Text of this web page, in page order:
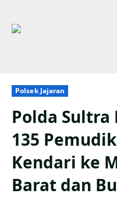
Polsek Jajaran
Polda
135
Kendari ke
Barat dan